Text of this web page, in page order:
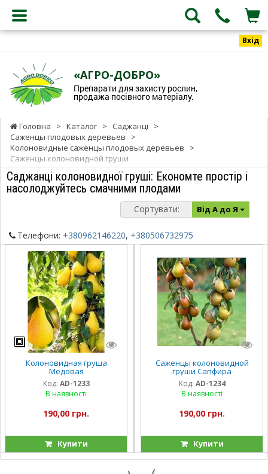
Вхід
«АГРО-ДОБРО»
Препарати для захисту рослин,
продажа посівного матеріалу.
Головна > Каталог > Саджанці
>
Саженцы плодовых деревьев
>
Колоновидные саженцы плодовых деревьев
>
Саженцы колоновидной груши
Саджанці колоновидної груші: Економте простір і
насолоджуйтесь смачними плодами
Сортувати: Від А до Я
Телефони: +380962146220, +380506732975
Колоновидная груша
Медовая
Код: AD-1233
В наявності
190,00 грн.
Купити
Саженцы колоновидной
груши Сапфира
Код: AD-1234
В наявності
190,00 грн.
Купити